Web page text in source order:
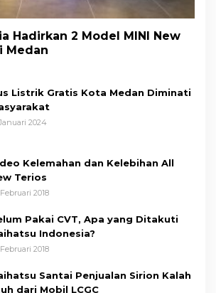
Hadirkan 2 Model MINI New
Medan
Listrik Gratis Kota Medan Diminati
2024
Kelemahan dan Kelebihan All
Terios
2018
Pakai CVT, Apa yang Ditakuti
Indonesia?
2018
Santai Penjualan Sirion Kalah
dari Mobil LCGC